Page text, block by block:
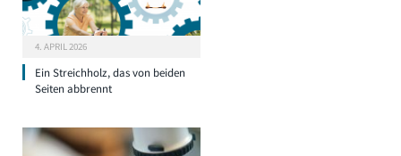
4. APRIL 2026
Ein Streichholz, das von beiden
Seiten abbrennt